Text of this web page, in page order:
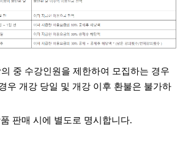
중 수강인원을 제한하여 모집하는 경우
우 개강 당일 및 개강 이후 환불은 불가하
판매 시에 별도로 명시합니다.